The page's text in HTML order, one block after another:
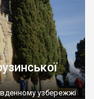
узбережжі